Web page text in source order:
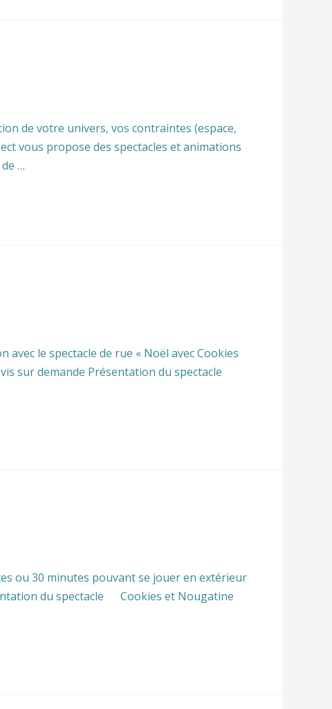
de votre univers, vos contraintes (espace,
vous propose des spectacles et animations
…
le spectacle de rue « Noël avec Cookies
sur demande Présentation du spectacle
ou 30 minutes pouvant se jouer en extérieur
du spectacle Cookies et Nougatine